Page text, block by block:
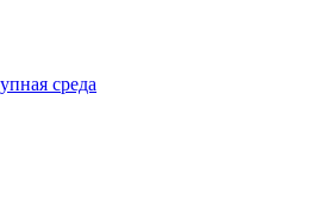
среда